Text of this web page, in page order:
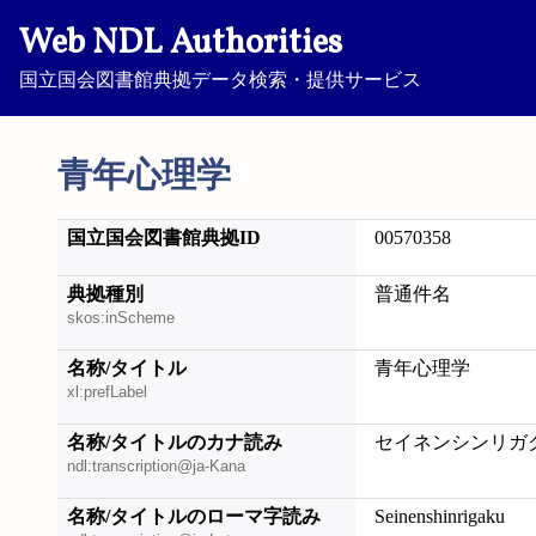
Web NDL Authorities
国立国会図書館典拠データ検索・提供サービス
青年心理学
国立国会図書館典拠ID 00570358
典拠種別
skos:inScheme
普通件名
名称/タイトル
xl:prefLabel
青年心理学
名称/タイトルのカナ読み
ndl:transcription@ja-Kana
セイネンシンリガ
名称/タイトルのローマ字読み Seinenshinrigaku